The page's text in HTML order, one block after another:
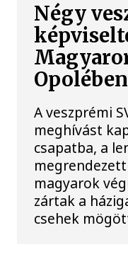
Négy
Opolében
A veszprémi
meghívást
csapatba, a
magyarok
zártak a
csehek